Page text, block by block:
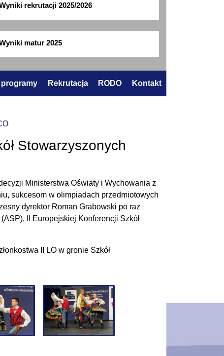
rekrutacji 2025/2026
matur 2025
Rekrutacja RODO Kontakt
Stowarzyszonych
Ministerstwa Oświaty i Wychowania z
sukcesom w olimpiadach przedmiotowych
dyrektor Roman Grabowski po raz
II Europejskiej Konferencji Szkół
II LO w gronie Szkół